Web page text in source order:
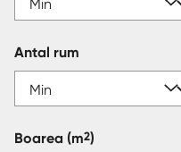
Antal rum
Boarea (m2)